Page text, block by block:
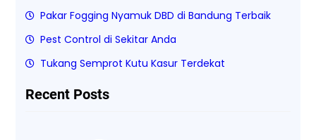
Pakar Fogging Nyamuk DBD di Bandung Terbaik
Pest Control di Sekitar Anda
Tukang Semprot Kutu Kasur Terdekat
Recent Posts